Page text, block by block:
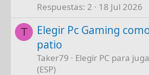
Respuestas 2 18 Jul 2026
T
Elegir Pc Gaming
patio
Taker79
Elegir PC para
(ESP)